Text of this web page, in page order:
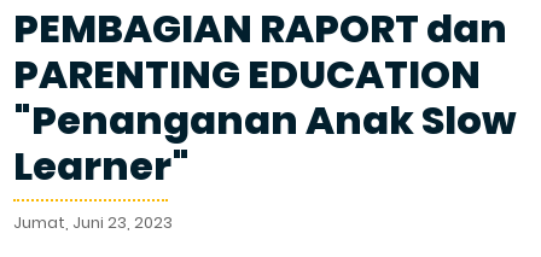
PEMBAGIAN RAPORT dan
PARENTING EDUCATION
"Penanganan Anak Slow
Learner"
Jumat, Juni 23, 2023